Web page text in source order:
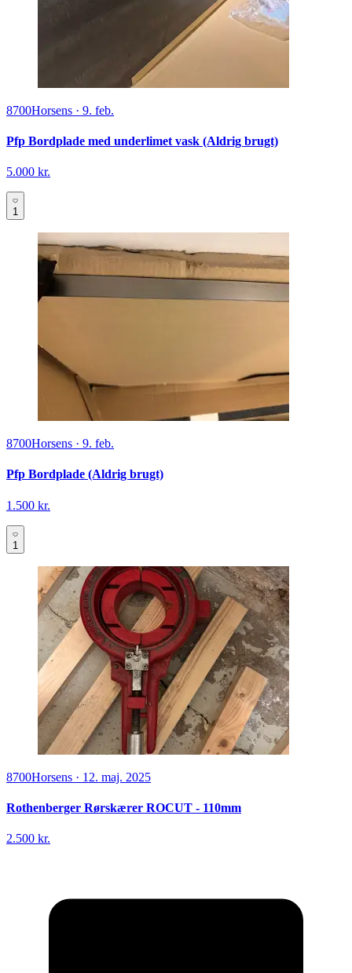
8700Horsens · 9. feb.
Pfp Bordplade med underlimet vask (Aldrig brugt)
5.000 kr.
1
8700Horsens · 9. feb.
Pfp Bordplade (Aldrig brugt)
1.500 kr.
1
8700Horsens · 12. maj. 2025
Rothenberger Rørskærer ROCUT - 110mm
2.500 kr.